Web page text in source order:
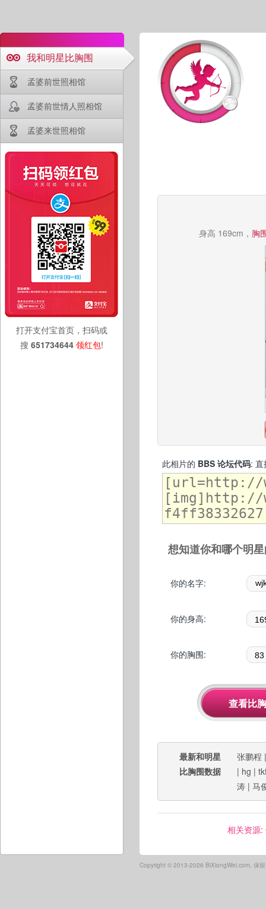
我和明星比胸围
孟婆前世照相馆
孟婆前世情人照相馆
孟婆来世照相馆
打开支付宝首页，扫码或
搜 651734644 领红包!
身高 169cm， 胸
此相片的 BBS 论坛代码: 直
想知道你和哪个明
你的名字:
你的身高:
你的胸围:
最新和明星
比胸围数据
张鹏程
| hg |
涛 | 马
相关资源:
Copyright © 2013-2026 BiXiongWei.com, 保